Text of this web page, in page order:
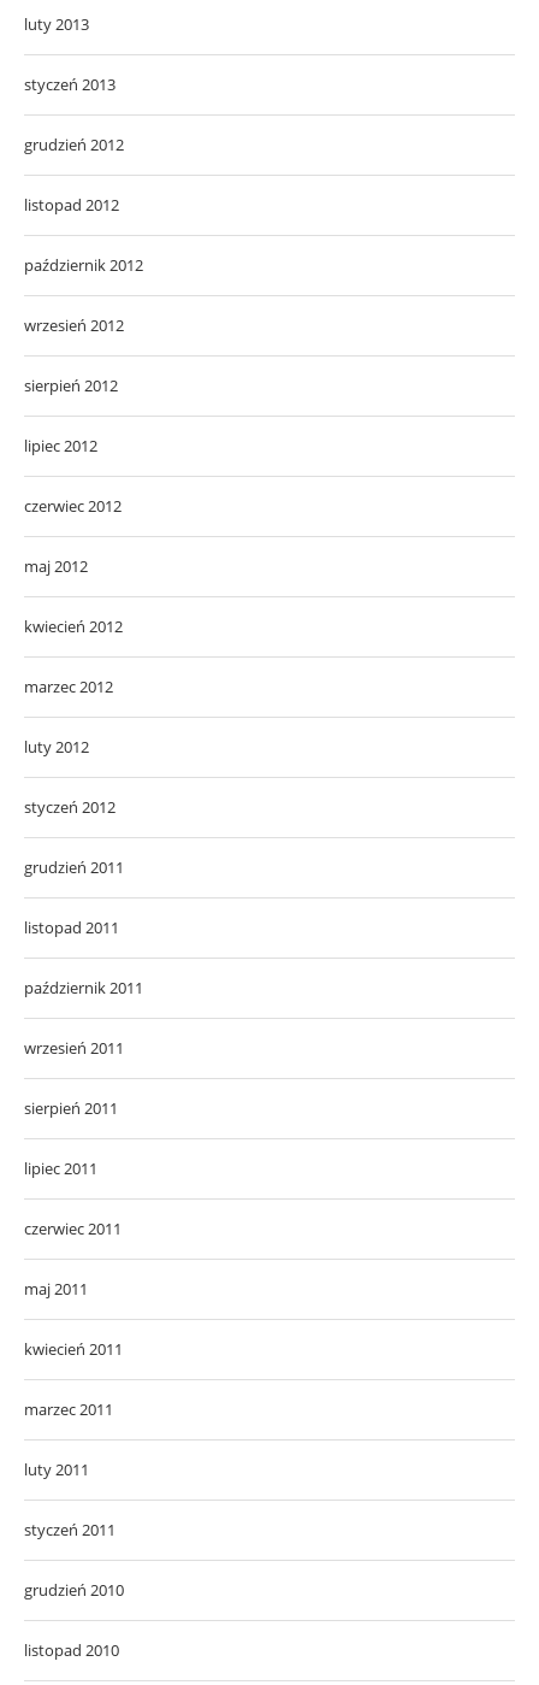
luty 2013
styczeń 2013
grudzień 2012
listopad 2012
październik 2012
wrzesień 2012
sierpień 2012
lipiec 2012
czerwiec 2012
maj 2012
kwiecień 2012
marzec 2012
luty 2012
styczeń 2012
grudzień 2011
listopad 2011
październik 2011
wrzesień 2011
sierpień 2011
lipiec 2011
czerwiec 2011
maj 2011
kwiecień 2011
marzec 2011
luty 2011
styczeń 2011
grudzień 2010
listopad 2010